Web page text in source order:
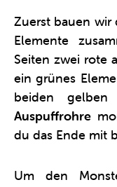
Zuerst bauen wir
Elemente
Seiten zwei rote
ein grünes
beiden
Auspuffrohre
du das Ende mit
Um den